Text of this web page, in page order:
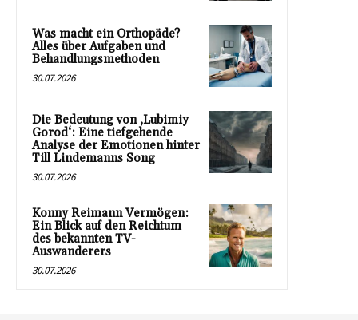
Was macht ein Orthopäde?
Alles über Aufgaben und
Behandlungsmethoden
30.07.2026
Die Bedeutung von ‚Lubimiy
Gorod‘: Eine tiefgehende
Analyse der Emotionen hinter
Till Lindemanns Song
30.07.2026
Konny Reimann Vermögen:
Ein Blick auf den Reichtum
des bekannten TV-
Auswanderers
30.07.2026